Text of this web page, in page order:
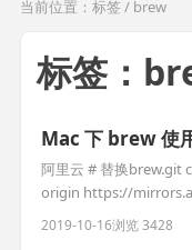
当前位置：标签 / brew
标签：
Mac 下 brew 使
阿里云 # 替换brew.git
origin https://
homebrew-core.git cd
repo)/Library/Taps/
2019-10-16浏览 3428